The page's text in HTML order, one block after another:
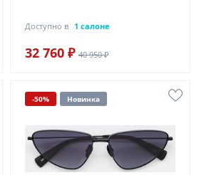
Доступно в 1 салоне
32 760 ₽ 40 950 ₽
-50% Новинка